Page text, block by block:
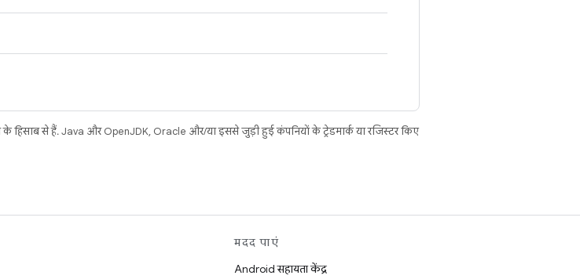
हिसाब से हैं. Java और OpenJDK, Oracle और/या इससे जुड़ी हुई कंपनियों के ट्रेडमार्क या रजिस्टर किए
मदद पाएं
Android सहायता केंद्र